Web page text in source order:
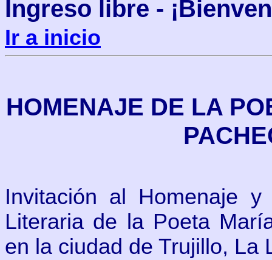
Ingreso libre -
Ir a inicio
HOMENAJE DE LA
Invitación al Homenaje
Literaria de la Poeta
en la ciudad de Trujillo, La